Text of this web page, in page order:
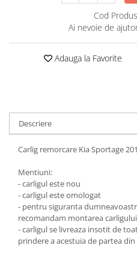
Carlige Lada
Carlige Lancia
Carlige Land Rover
Carlige Lexus
Carlige MAN
Carlige Mazda
Carlige Mercedes
Carlige MG
Covorase auto Toyota
Covorase auto Volvo
Scut motor MAN
Scut motor Maxus
Scut motor Mazda
Scut motor Mercedes
Scut motor Mitsubishi
Scut motor Nissan
Scut motor Opel
Scut motor Peugeot
Scut motor Porsche
Scut motor Renault
Scut motor SAAB
Scut motor Seat
Cod
Ai nevoie de
Adauga la Favorite
Descriere
Carlig remorcare Kia Sportage
Mentiuni:
- carligul este nou
- carligul este omologat
- pentru siguranta
recomandam montarea
- carligul se livreaza insotit de
prindere a acestuia de partea